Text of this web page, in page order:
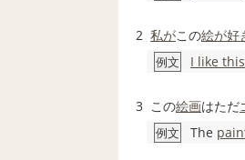
2 私がこの絵が好
例文 I like this
3 この絵画はただ
例文 The